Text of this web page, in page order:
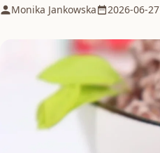
Monika Jankowska 2026-06-27